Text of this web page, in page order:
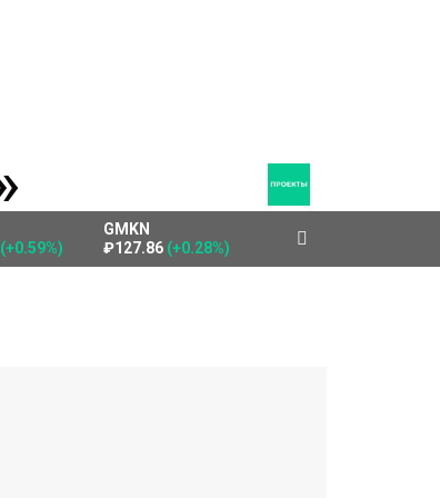
(+0.59%)
GMKN
₽127.86 (+0.28%)